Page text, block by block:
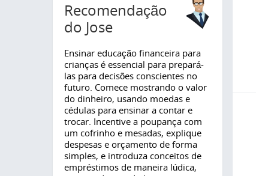
Recomendação
do Jose
Ensinar educação financeira para
crianças é essencial para prepará-
las para decisões conscientes no
futuro. Comece mostrando o valor
do dinheiro, usando moedas e
cédulas para ensinar a contar e
trocar. Incentive a poupança com
um cofrinho e mesadas, explique
despesas e orçamento de forma
simples, e introduza conceitos de
empréstimos de maneira lúdica,